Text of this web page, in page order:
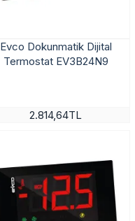
Evco Dokunmatik Dijital
Termostat EV3B24N9
2.814,64TL